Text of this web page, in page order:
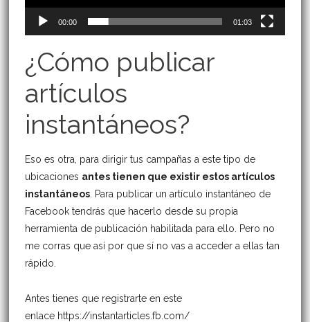
00:00 01:03
¿Cómo publicar
artículos
instantáneos?
Eso es otra, para dirigir tus campañas a este tipo de
ubicaciones antes tienen que existir estos artículos
instantáneos. Para publicar un artículo instantáneo de
Facebook tendrás que hacerlo desde su propia
herramienta de publicación habilitada para ello. Pero no
me corras que así por que sí no vas a acceder a ellas tan
rápido.
Antes tienes que registrarte en este
enlace https://instantarticles.fb.com/